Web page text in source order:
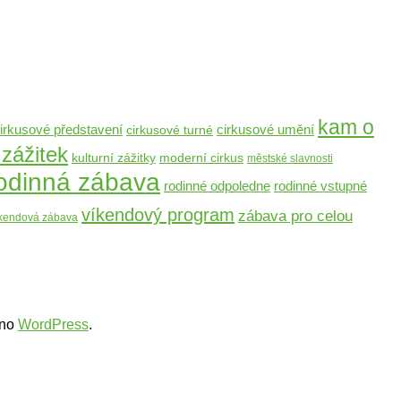
představení cirkusové turné cirkusové umění kam o
kulturní zážitky moderní cirkus městské slavnosti
zábava rodinné odpoledne rodinné vstupné
zábava víkendový program zábava pro celou
WordPress.